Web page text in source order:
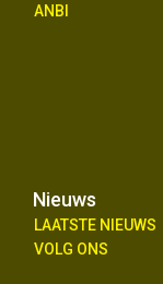
ANBI
Nieuws
LAATSTE NIEUWS
VOLG ONS